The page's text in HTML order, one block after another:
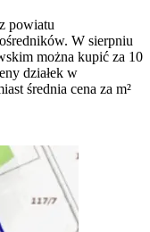
powiatu
W sierpniu
można kupić za 10
działek w
średnia cena za m²